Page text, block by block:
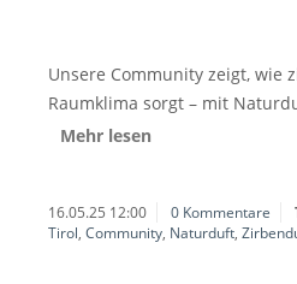
Unsere Community zeigt, wie
Raumklima sorgt – mit
Mehr lesen
16.05.25 12:00 0 Kommentare
Tirol, Community, Naturduft,